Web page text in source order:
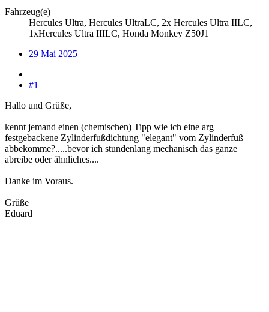
Fahrzeug(e)
Hercules Ultra, Hercules UltraLC, 2x Hercules Ultra IILC,
1xHercules Ultra IIILC, Honda Monkey Z50J1
29 Mai 2025
#1
Hallo und Grüße,
kennt jemand einen (chemischen) Tipp wie ich eine arg
festgebackene Zylinderfußdichtung "elegant" vom Zylinderfuß
abbekomme?.....bevor ich stundenlang mechanisch das ganze
abreibe oder ähnliches....
Danke im Voraus.
Grüße
Eduard